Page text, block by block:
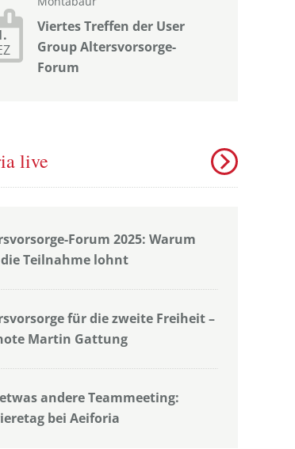
Viertes Treffen der User
Group Altersvorsorge-
Forum
live
Forum 2025: Warum
Teilnahme lohnt
für die zweite Freiheit –
Martin Gattung
andere Teammeeting:
bei Aeiforia